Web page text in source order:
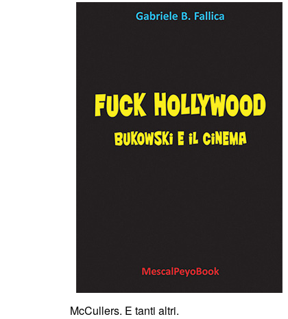
McCullers. E tanti altri.